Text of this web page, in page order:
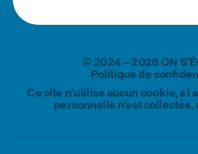
©2024 –2026 ON
Politique de
Ce site n’utilise aucun cookie, et
personnelle n’est collectée,